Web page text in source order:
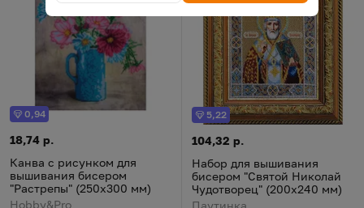
Бонус
0,94
Канва с рисунком для вышивания бисером "Растрепы"
Цена:
18,74 р.
Канва с рисунком для
вышивания бисером
"Растрепы" (250х300 мм)
Hobby&Pro
Бонус
5,22
Набор для вышивания
Цена:
104,32 р.
Набор для вышивания
бисером "Святой Николай
Чудотворец" (200х240 мм)